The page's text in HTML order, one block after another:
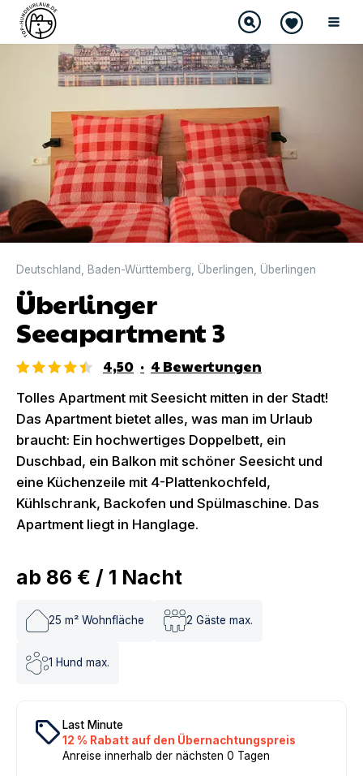
DIREKT BUCHBAR
Deutschland Baden-Württemberg Überlingen Überlingen
Überlinger
Seeapartment 3
4,50 · 4 Bewertungen
Tolles Apartment mit Seesicht mitten in der Stadt!
Das Apartment bietet alles, was man im Urlaub
braucht: Ein hochwertiges Doppelbett, ein
Duschbad, ein Balkon mit schöner Seesicht und
eine Küchenzeile mit 4-Plattenkochfeld,
Kühlschrank, Backofen und Spülmaschine. Das
Apartment liegt in Hanglage.
ab 86 € / 1 Nacht
25 m² Wohnfläche 2 Gäste max.
1 Hund max.
local_offer Last Minute
12 % Rabatt auf den Übernachtungspreis
Anreise innerhalb der nächsten 0 Tagen